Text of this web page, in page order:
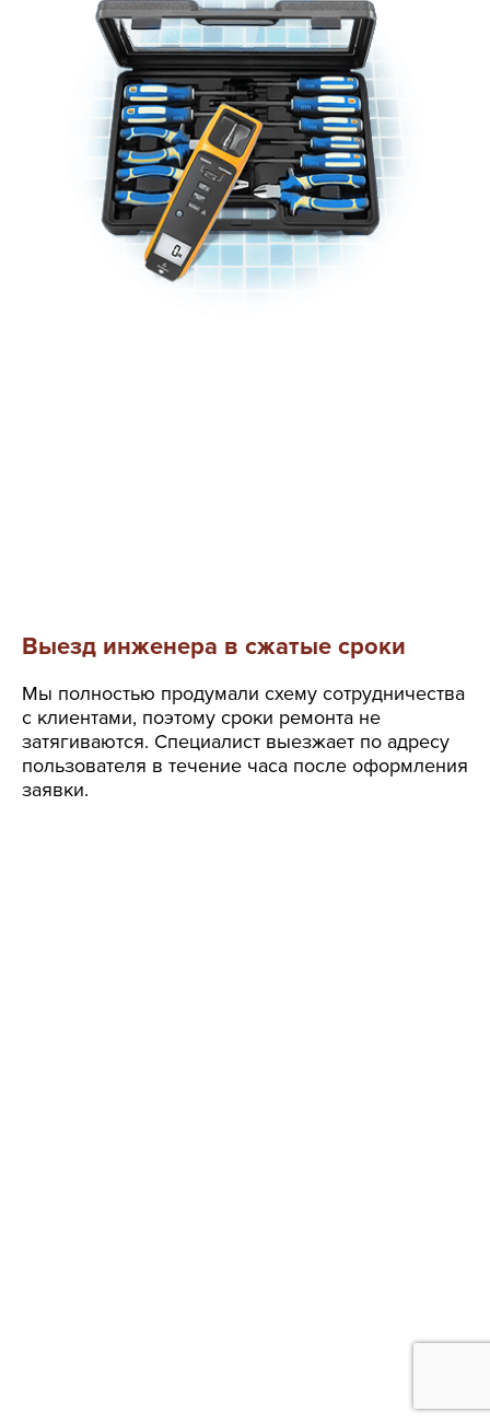
Выезд инженера в сжатые сроки
Мы полностью продумали схему сотрудничества
с клиентами, поэтому сроки ремонта не
затягиваются. Специалист выезжает по адресу
пользователя в течение часа после оформления
заявки.